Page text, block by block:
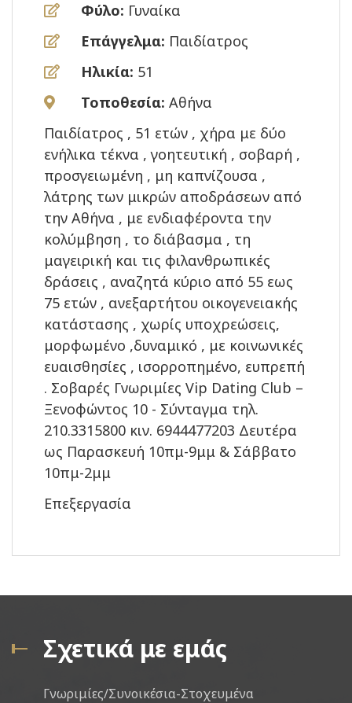
Φύλο: Γυναίκα
Επάγγελμα: Παιδίατρος
Ηλικία: 51
Τοποθεσία: Αθήνα
Παιδίατρος , 51 ετών , χήρα με δύο
ενήλικα τέκνα , γοητευτική , σοβαρή ,
προσγειωμένη , μη καπνίζουσα ,
λάτρης των μικρών αποδράσεων από
την Αθήνα , με ενδιαφέροντα την
κολύμβηση , το διάβασμα , τη
μαγειρική και τις φιλανθρωπικές
δράσεις , αναζητά κύριο από 55 εως
75 ετών , ανεξαρτήτου οικογενειακής
κατάστασης , χωρίς υποχρεώσεις,
μορφωμένο ,δυναμικό , με κοινωνικές
ευαισθησίες , ισορροπημένο, ευπρεπή
. Σοβαρές Γνωριμίες Vip Dating Club –
Ξενοφώντος 10 - Σύνταγμα τηλ.
210.3315800 κιν. 6944477203 Δευτέρα
ως Παρασκευή 10πμ-9μμ & Σάββατο
10πμ-2μμ
Επεξεργασία
Σχετικά με εμάς
Γνωριμίες/Συνοικέσια-Στοχευμένα